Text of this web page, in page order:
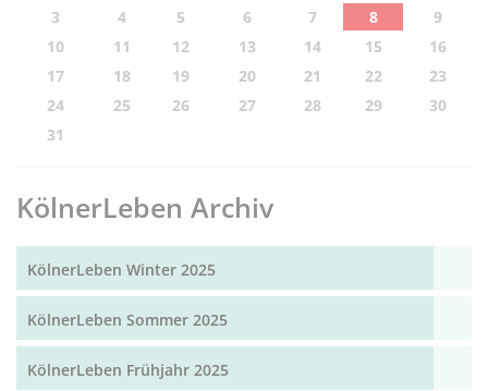
3
4 5 6 7 8
9
10
11 12 13 14 15
16
17
18 19 20 21 22
23
24
25 26 27 28 29
30
31
KölnerLeben Archiv
KölnerLeben Winter 2025
KölnerLeben Sommer 2025
KölnerLeben Frühjahr 2025